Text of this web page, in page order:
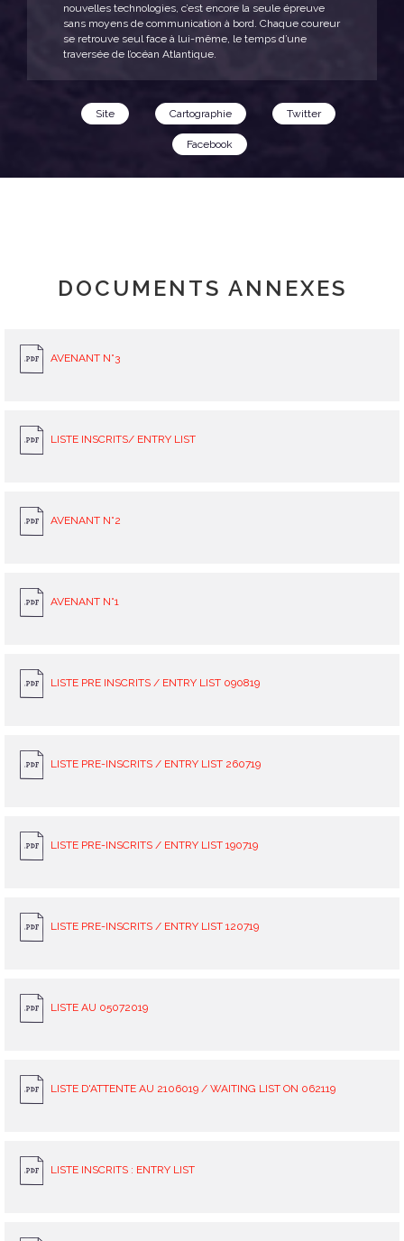
nouvelles technologies, c’est encore la seule épreuve
sans moyens de communication à bord. Chaque coureur
se retrouve seul face à lui-même, le temps d’une
traversée de l’océan Atlantique.
Site Cartographie Twitter
Facebook
DOCUMENTS ANNEXES
AVENANT N°3
LISTE INSCRITS/ ENTRY LIST
AVENANT N°2
AVENANT N°1
LISTE PRE INSCRITS / ENTRY LIST 090819
LISTE PRE-INSCRITS / ENTRY LIST 260719
LISTE PRE-INSCRITS / ENTRY LIST 190719
LISTE PRE-INSCRITS / ENTRY LIST 120719
LISTE AU 05072019
LISTE D'ATTENTE AU 2106019 / WAITING LIST ON 062119
LISTE INSCRITS : ENTRY LIST